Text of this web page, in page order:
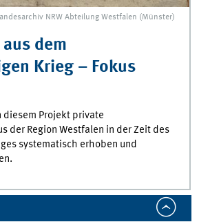
NRW Abteilung Westfalen (Münster)
dem
Krieg – Fokus
Projekt private
der Region Westfalen in der Zeit des
systematisch erhoben und